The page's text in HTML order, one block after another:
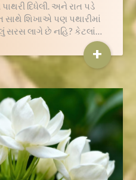
દિધેલી. અને રાત પડે
સાથે શિખાએ પણ પથારીમાં
સરસ લાગે છે નહિ? કેટલાં…
+